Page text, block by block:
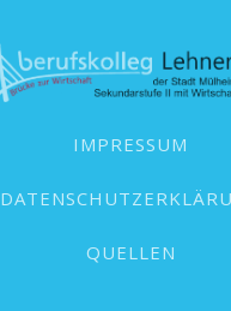
IMPRESSUM
QUELLEN